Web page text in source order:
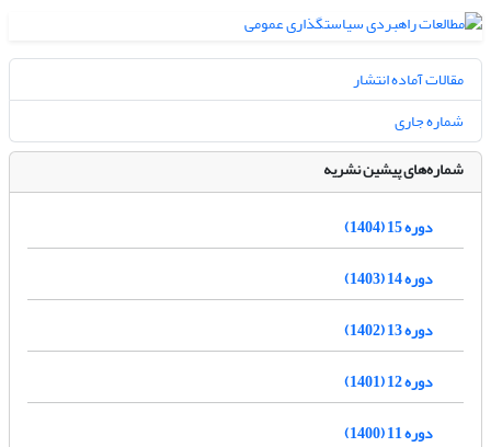
مقالات آماده انتشار
شماره جاری
شماره‌های پیشین نشریه
دوره 15 (1404)
دوره 14 (1403)
دوره 13 (1402)
دوره 12 (1401)
دوره 11 (1400)